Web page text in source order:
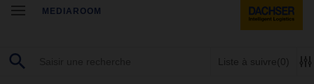
MEDIAROOM
Liste à suivre(0)